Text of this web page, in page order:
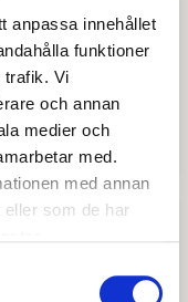
anpassa innehållet
funktioner
trafik. Vi
och annan
medier och
med.
med annan
som de har
webbplats
för